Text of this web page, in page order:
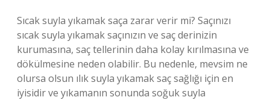
Sıcak suyla yıkamak saça zarar verir mi? Saçınızı
sıcak suyla yıkamak saçınızın ve saç derinizin
kurumasına, saç tellerinin daha kolay kırılmasına ve
dökülmesine neden olabilir. Bu nedenle, mevsim ne
olursa olsun ılık suyla yıkamak saç sağlığı için en
iyisidir ve yıkamanın sonunda soğuk suyla